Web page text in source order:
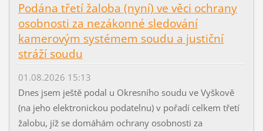
Podána třetí žaloba (nyní) ve věci ochrany
osobnosti za nezákonné sledování
kamerovým systémem soudu a justiční
stráží soudu
01.08.2026 15:13
Dnes jsem ještě podal u Okresního soudu ve Vyškově
(na jeho elektronickou podatelnu) v pořadí celkem třetí
žalobu, jíž se domáhám ochrany osobnosti za